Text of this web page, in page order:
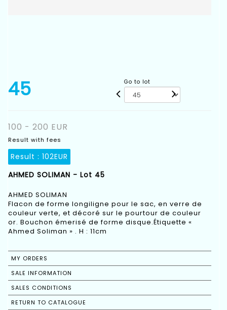
45 Go to lot
100 - 200 EUR
Result with fees
Result : 102EUR
AHMED SOLIMAN - Lot 45
AHMED SOLIMAN
Flacon de forme longiligne pour le sac, en verre de
couleur verte, et décoré sur le pourtour de couleur
or. Bouchon émerisé de forme disque.Étiquette «
Ahmed Soliman » . H : 11cm
MY ORDERS
SALE INFORMATION
SALES CONDITIONS
RETURN TO CATALOGUE